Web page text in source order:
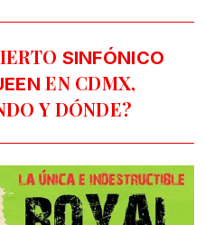
SINFÓNICO
EN CDMX,
Y DÓNDE?